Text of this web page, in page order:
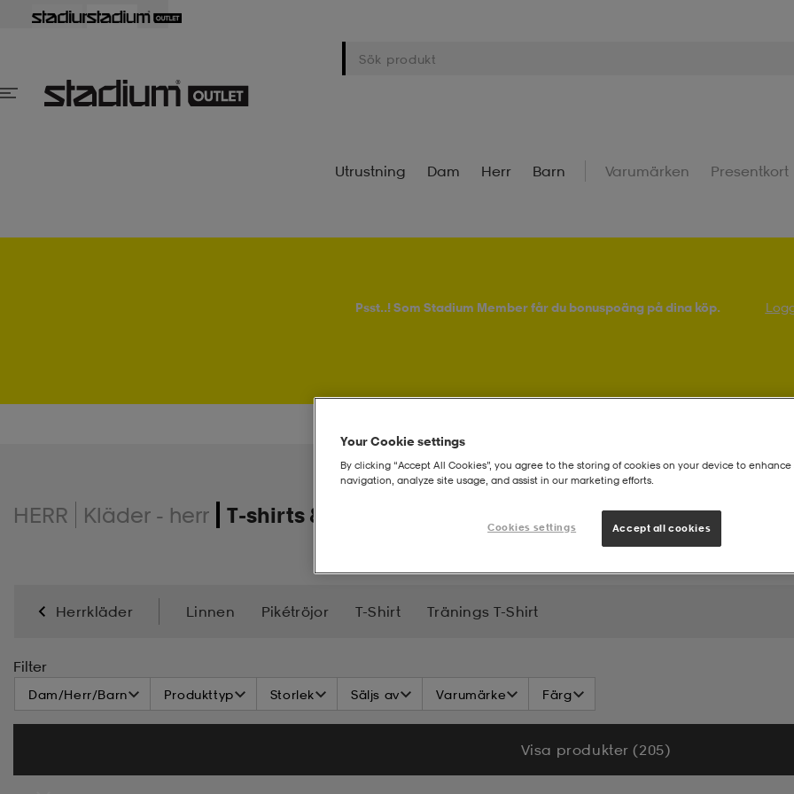
Utrustning Dam Herr Barn Varumärken Presentkort
Psst..! Som Stadium Member får du bonuspoäng på dina köp.
HERR Kläder - herr T-shirts & linnen
Herrkläder Linnen Pikétröjor T-Shirt Tränings T-Shirt
Filter
Dam/Herr/Barn Produkttyp Storlek Säljs av Varumärke Färg
Visa produkter (205)
Your Cookie settings
By clicking “Accept All Cookies”, you agree to the storing of cookies on your device to enhance
navigation, analyze site usage, and assist in our marketing efforts.
Cookies settings Accept all cookies